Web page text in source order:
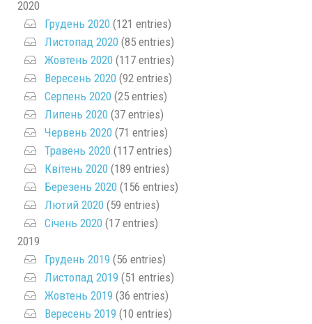
2020
Грудень 2020 (121 entries)
Листопад 2020 (85 entries)
Жовтень 2020 (117 entries)
Вересень 2020 (92 entries)
Серпень 2020 (25 entries)
Липень 2020 (37 entries)
Червень 2020 (71 entries)
Травень 2020 (117 entries)
Квітень 2020 (189 entries)
Березень 2020 (156 entries)
Лютий 2020 (59 entries)
Січень 2020 (17 entries)
2019
Грудень 2019 (56 entries)
Листопад 2019 (51 entries)
Жовтень 2019 (36 entries)
Вересень 2019 (10 entries)